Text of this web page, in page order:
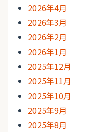
2026年4月
2026年3月
2026年2月
2026年1月
2025年12月
2025年11月
2025年10月
2025年9月
2025年8月